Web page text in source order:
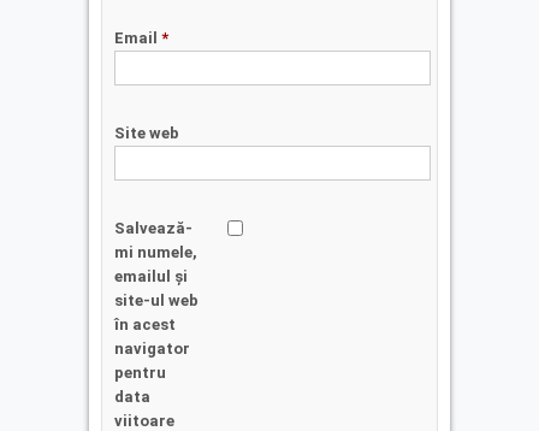
Email *
Site web
Salvează-
mi numele,
emailul și
site-ul web
în acest
navigator
pentru
data
viitoare